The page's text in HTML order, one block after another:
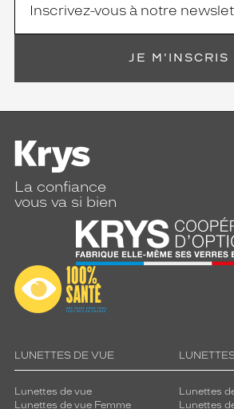
JE M'INSCRIS
La confiance
vous va si bien
LUNETTES DE VUE
Lunettes de vue
Lunettes de vue Femme
Lunettes
Lunettes